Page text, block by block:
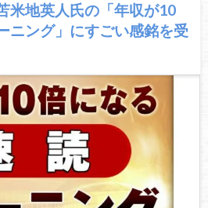
米地英人氏の「年収が10
ニング」にすごい感銘を受